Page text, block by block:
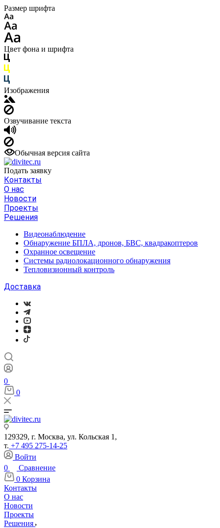
Размер шрифта
Цвет фона и шрифта
Изображения
Озвучивание текста
Обычная версия сайта
Подать заявку
Контакты
О нас
Новости
Проекты
Решения
Видеонаблюдение
Обнаружение БПЛА, дронов, БВС, квадракоптеров
Охранное освещение
Системы радиолокационного обнаружения
Тепловизионный контроль
Доставка
0
0
129329, г. Москва, ул. Кольская 1,
т. +7 495 275-14-25
Войти
0
Сравнение
0 Корзина
Контакты
О нас
Новости
Проекты
Решения